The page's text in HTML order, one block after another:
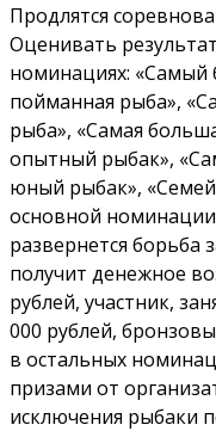
Продлятся
Оценивать
номинациях: «Самый
пойманная рыба»,
рыба», «Самая
опытный рыбак»,
юный рыбак»,
основной
развернется борьба
получит денежное
рублей, участник,
000 рублей,
в остальных
призами от
исключения рыбаки